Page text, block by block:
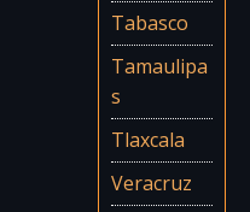
Tabasco
Tamaulipa
s
Tlaxcala
Veracruz